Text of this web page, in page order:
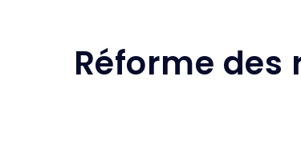
Réforme des